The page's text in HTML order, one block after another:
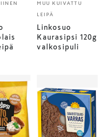
MUU KUIVATTU
LEIPÄ
Linkosuo
Kaurasipsi 120g
valkosipuli